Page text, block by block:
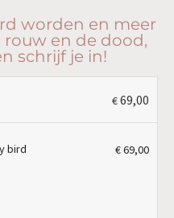
worden en meer
en de dood,
schrijf je in!
€69,00
bird
€69,00